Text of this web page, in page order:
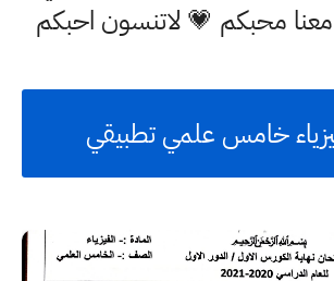
محبكم 💗 لاتنسون احبكم
خامس علمي تطبيقي